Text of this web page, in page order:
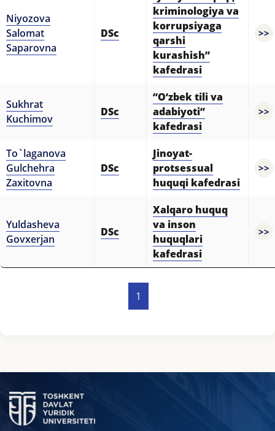
Niyozova
Salomat
Saparovna
DSc
kriminologiya va
korrupsiyaga
qarshi
kurashish”
kafedrasi
>>
Sukhrat
Kuchimov
DSc
“O‘zbek tili va
adabiyoti”
kafedrasi
>>
To`laganova
Gulchehra
Zaxitovna
DSc
Jinoyat-
protsessual
huquqi kafedrasi
>>
Yuldasheva
Govxerjan
DSc
Xalqaro huquq
va inson
huquqlari
kafedrasi
>>
1